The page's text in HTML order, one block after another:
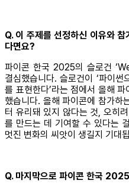
Q. 이 주제를 선정하신 이유와
다면요?
파이콘 한국 2025의 슬로건
결심했습니다. 슬로건이 ‘파이
를 표현한다’라는 점에서 올해
했습니다. 올해 파이콘에 참가하
터 유리돼 있지 않다는 것, 오히
를 만드는 데 기여할 수 있다는
멋진 변화의 씨앗이 생길지 기대
Q. 마지막으로 파이콘 한국